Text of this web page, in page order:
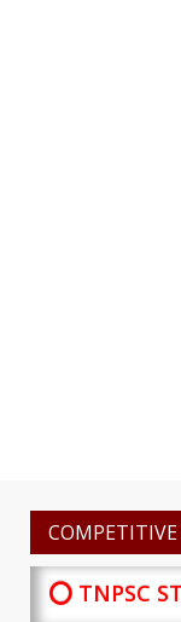
⭕ TNPSC